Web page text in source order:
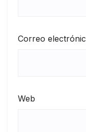
Correo
Web